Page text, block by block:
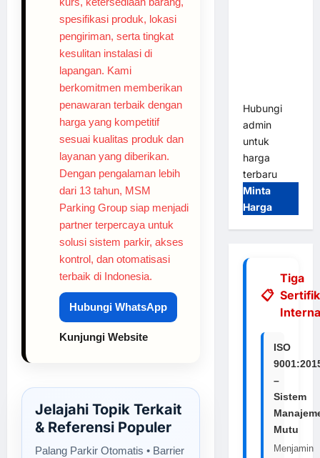
spesifikasi produk, lokasi
pengiriman, serta tingkat
kesulitan instalasi di
lapangan. Kami
berkomitmen memberikan
penawaran terbaik dengan
harga yang kompetitif
sesuai kualitas produk dan
layanan yang diberikan.
Dengan pengalaman lebih
dari 13 tahun, MSM
Parking Group siap menjadi
partner terpercaya untuk
solusi sistem parkir, akses
kontrol, dan otomatisasi
terbaik di Indonesia.
Hubungi WhatsApp
Kunjungi Website
Jelajahi Topik Terkait
& Referensi Populer
Palang Parkir Otomatis • Barrier
Hubungi
admin
untuk
harga
terbaru
Minta
Harga
Tiga
ISO
–
Sistem
Mutu
Menjamin